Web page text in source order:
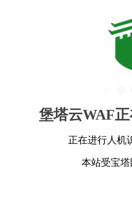
堡塔云WAF
正在进行人机
本站受宝